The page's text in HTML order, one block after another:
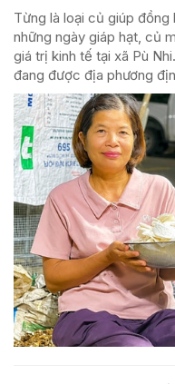
Từng là loại củ giúp
những ngày giáp hạt, củ
giá trị kinh tế tại xã Pù
đang được địa phương